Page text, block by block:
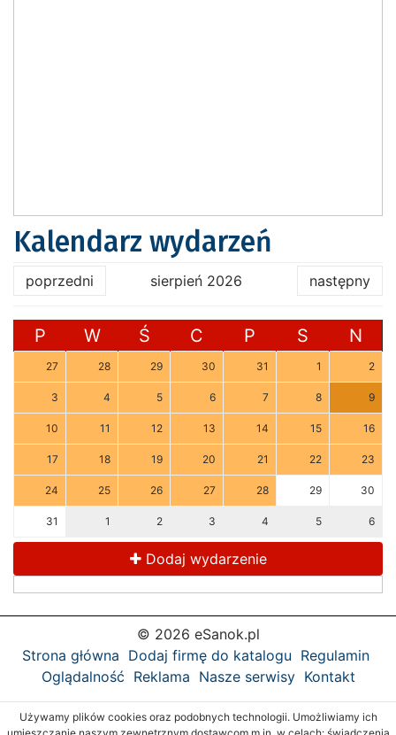
Kalendarz wydarzeń
poprzedni sierpień 2026 następny
P W Ś C P S N
27 28 29 30 31 1 2
3 4 5 6 7 8 9
10 11 12 13 14 15 16
17 18 19 20 21 22 23
24 25 26 27 28 29 30
31 1 2 3 4 5 6
Dodaj wydarzenie
© 2026 eSanok.pl
Strona główna Dodaj firmę do katalogu Regulamin
Oglądalność Reklama Nasze serwisy Kontakt
Używamy plików cookies oraz podobnych technologii. Umożliwiamy ich